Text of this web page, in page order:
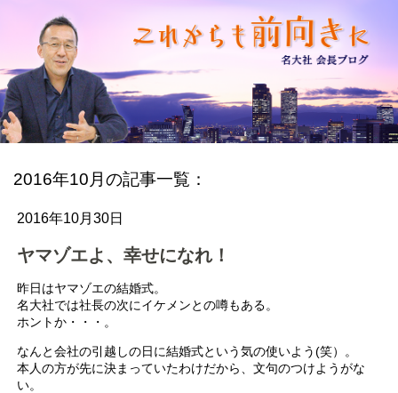
2016年10月の記事一覧：
2016年10月30日
ヤマゾエよ、幸せになれ！
昨日はヤマゾエの結婚式。
名大社では社長の次にイケメンとの噂もある。
ホントか・・・。
なんと会社の引越しの日に結婚式という気の使いよう(笑）。
本人の方が先に決まっていたわけだから、文句のつけようがな
い。